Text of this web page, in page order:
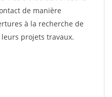
de manière
à la recherche de
projets travaux.